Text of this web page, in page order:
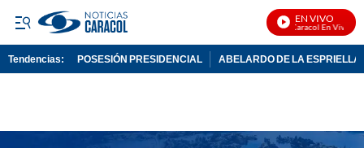
EN VIVO
Noticias Caracol En Vivo
Tendencias: POSESIÓN PRESIDENCIAL ABELARDO DE LA ESPRIELLA